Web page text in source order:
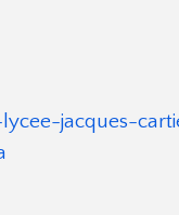
jacques-